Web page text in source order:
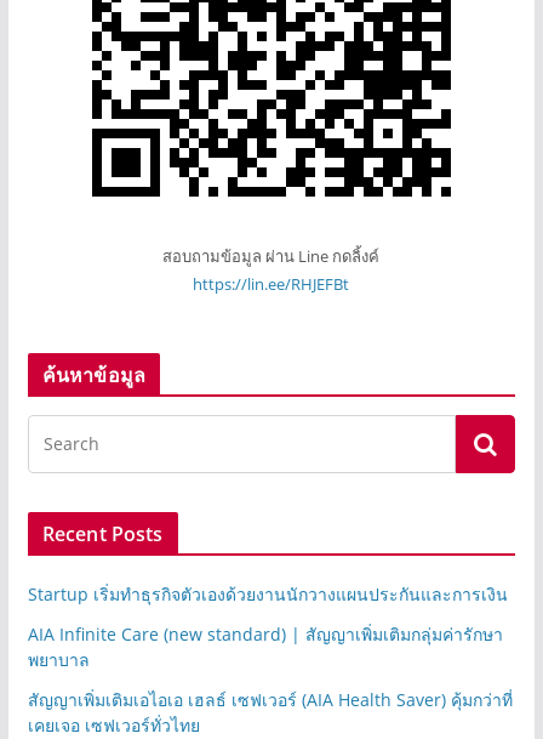
สอบถามข้อมูล ผ่าน Line กดลิ้งค์
https://lin.ee/RHJEFBt
ค้นหาข้อมูล
Recent Posts
Startup เริ่มทำธุรกิจตัวเองด้วยงานนักวางแผนประกันและการเงิน
AIA Infinite Care (new standard) | สัญญาเพิ่มเติมกลุ่มค่ารักษา
พยาบาล
สัญญาเพิ่มเติมเอไอเอ เฮลธ์ เซฟเวอร์ (AIA Health Saver) คุ้มกว่าที่
เคยเจอ เซฟเวอร์ทั่วไทย